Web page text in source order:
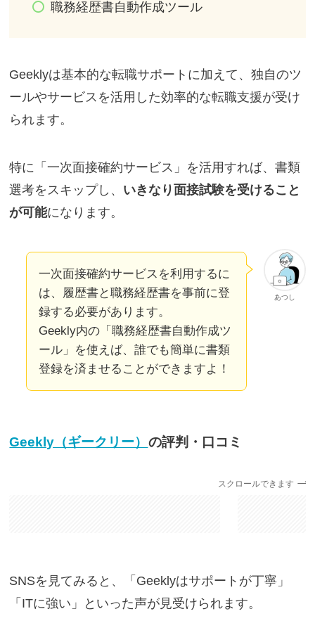
職務経歴書自動作成ツール
Geeklyは基本的な転職サポートに加えて、独自のツ
ールやサービスを活用した効率的な転職支援が受け
られます。
特に「一次面接確約サービス」を活用すれば、書類
選考をスキップし、 いきなり面接試験を受けること
が可能になります。
あつし
一次面接確約サービスを利用するに
は、履歴書と職務経歴書を事前に登
録する必要があります。
Geekly内の「職務経歴書自動作成ツ
ール」を使えば、誰でも簡単に書類
登録を済ませることができますよ！
Geekly（ギークリー） の評判・口コミ
スクロールできます
SNSを見てみると、「Geeklyはサポートが丁寧」
「ITに強い」といった声が見受けられます。